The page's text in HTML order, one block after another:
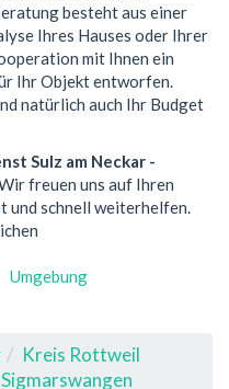
besteht aus einer
Ihres Hauses oder Ihrer
mit Ihnen ein
Ihr Objekt entworfen.
natürlich auch Ihr Budget
Sulz am Neckar -
freuen uns auf Ihren
und schnell weiterhelfen.
Umgebung
Kreis Rottweil
Sigmarswangen